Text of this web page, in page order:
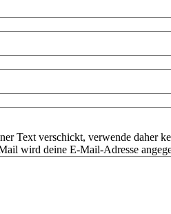
Text verschickt, verwende daher
wird deine E-Mail-Adresse